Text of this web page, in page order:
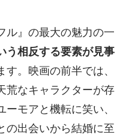
ル』の最大の魅力の一
う相反する要素が見事
す。映画の前半では、
荒なキャラクターが存
モアと機転に笑い、
の出会いから結婚に至